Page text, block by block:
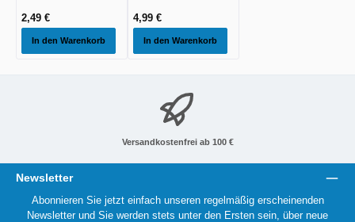
2,49 €
In den Warenkorb
1,00cm
4,99 €
In den Warenkorb
Versandkostenfrei ab 100 €
Newsletter
Abonnieren Sie jetzt einfach unseren regelmäßig erscheinenden
Newsletter und Sie werden stets unter den Ersten sein, über neue